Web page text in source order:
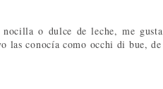
o dulce de leche, me
las conocía como occhi di bue,